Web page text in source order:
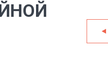
БУМАГА,
РАСПРОДАЖА